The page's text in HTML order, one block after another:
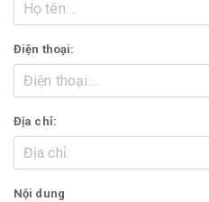
Điện thoại:
Địa chỉ:
Nội dung